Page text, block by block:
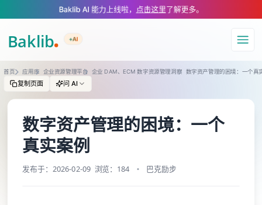
A Markdown version of this page is available at https://
Baklib AI 能力上线啦， 点击这里了解更多。
+AI
导航
首页 应用库 企业资源管理平台 企业 DAM、ECM 数字资源管理洞察 数字资产管理的困境：一个真
复制页面 问 AI
数字资产管理的困境：一个
真实案例
发布于：2026-02-09 浏览：184 巴克励步